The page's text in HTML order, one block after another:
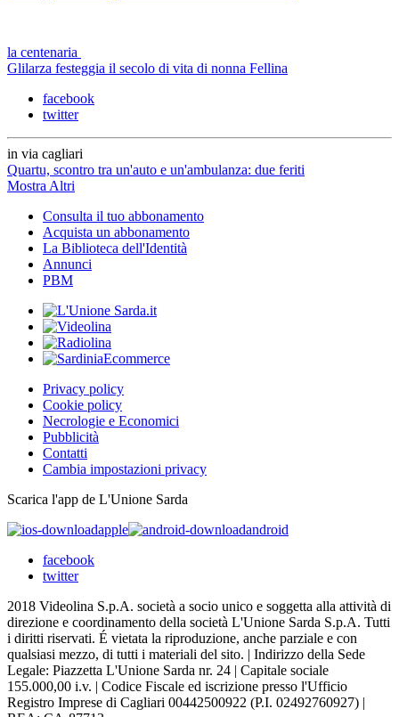
la centenaria
Glilarza festeggia il secolo di vita di nonna Fellina
facebook
twitter
in via cagliari
Quartu, scontro tra un'auto e un'ambulanza: due feriti
Mostra Altri
Consulta il tuo abbonamento
Acquista un abbonamento
La Biblioteca dell'Identità
Annunci
PBM
Privacy policy
Cookie policy
Necrologie e Economici
Pubblicità
Contatti
Cambia impostazioni privacy
Scarica l'app de L'Unione Sarda
apple
android
facebook
twitter
2018 Videolina S.p.A. società a socio unico e soggetta alla attività di
direzione e coordinamento della società L'Unione Sarda S.p.A. Tutti
i diritti riservati. É vietata la riproduzione, anche parziale e con
qualsiasi mezzo, di tutti i materiali del sito. | Indirizzo della Sede
Legale: Piazzetta L'Unione Sarda nr. 24 | Capitale sociale
155.000,00 i.v. | Codice Fiscale ed iscrizione presso l'Ufficio
Registro Imprese di Cagliari 00442500922 (P.I. 02492760927) |